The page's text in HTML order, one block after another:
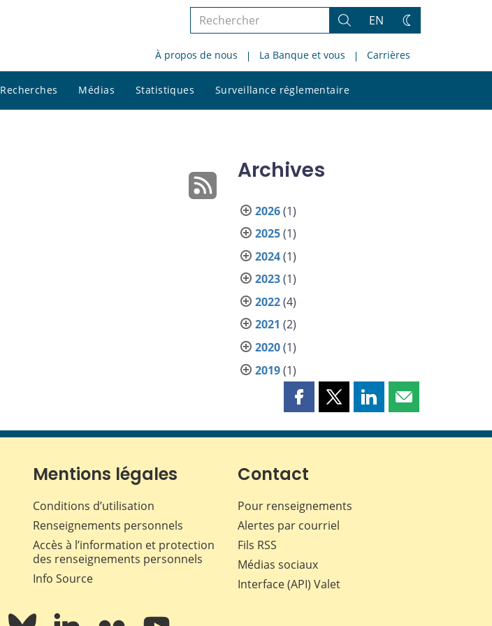
Rechercher
le
site
Rechercher
EN
Changez
thème
À propos de nous La Banque et vous Carrières
Recherches Médias Statistiques Surveillance réglementaire
le
Archives
2026(1)
2025(1)
2024(1)
2023(1)
2022(4)
2021 (2)
2020(1)
2019(1)
Partager
page
Facebook
Partager
page
Partager
page
Partager
page
Mentions légales
Conditions d’utilisation
Renseignements personnels
Accès à l’information et protection
des renseignements personnels
Info Source
Contact
Pour renseignements
Alertes par courriel
Fils RSS
Médias sociaux
Interface (API) Valet